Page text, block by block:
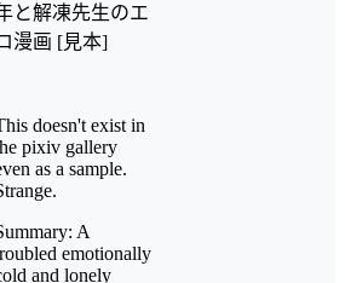
と解凍先生のエ
漫画 [見本]
doesn't exist in
pixiv gallery
as a sample.
A
emotionally
and lonely